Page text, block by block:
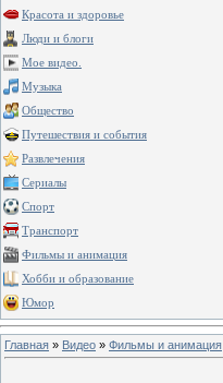
Красота и здоровье
Люди и блоги
Мое видео.
Музыка
Общество
Путешествия и события
Развлечения
Сериалы
Спорт
Транспорт
Фильмы и анимация
Хобби и образование
Юмор
Главная » Видео » Фильмы и анимация